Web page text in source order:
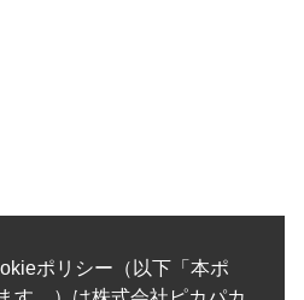
ポリシー（以下「本ポ